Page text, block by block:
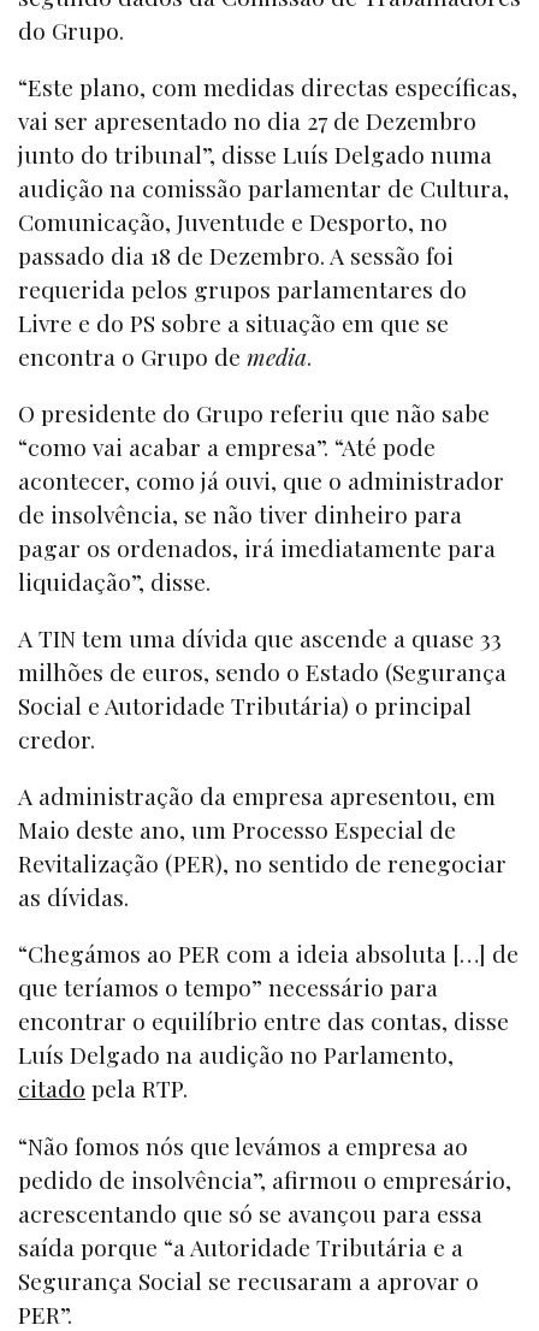
do Grupo.
“Este plano, com medidas directas específicas,
vai ser apresentado no dia 27 de Dezembro
junto do tribunal”, disse Luís Delgado numa
audição na comissão parlamentar de Cultura,
Comunicação, Juventude e Desporto, no
passado dia 18 de Dezembro. A sessão foi
requerida pelos grupos parlamentares do
Livre e do PS sobre a situação em que se
encontra o Grupo de media.
O presidente do Grupo referiu que não sabe
“como vai acabar a empresa”. “Até pode
acontecer, como já ouvi, que o administrador
de insolvência, se não tiver dinheiro para
pagar os ordenados, irá imediatamente para
liquidação”, disse.
A TIN tem uma dívida que ascende a quase 33
milhões de euros, sendo o Estado (Segurança
Social e Autoridade Tributária) o principal
credor.
A administração da empresa apresentou, em
Maio deste ano, um Processo Especial de
Revitalização (PER), no sentido de renegociar
as dívidas.
“Chegámos ao PER com a ideia absoluta […] de
que teríamos o tempo” necessário para
encontrar o equilíbrio entre das contas, disse
Luís Delgado na audição no Parlamento,
citado pela RTP.
“Não fomos nós que levámos a empresa ao
pedido de insolvência”, afirmou o empresário,
acrescentando que só se avançou para essa
saída porque “a Autoridade Tributária e a
Segurança Social se recusaram a aprovar o
PER”.